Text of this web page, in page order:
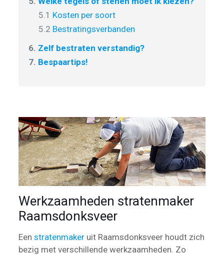
5.1 Kosten per soort
5.2 Bestratingsverbanden
6. Zelf bestraten verstandig?
7. Bespaartips!
Werkzaamheden stratenmaker
Raamsdonksveer
Een stratenmakeruit Raamsdonksveer houdt zich
bezig met verschillende werkzaamheden. Zo